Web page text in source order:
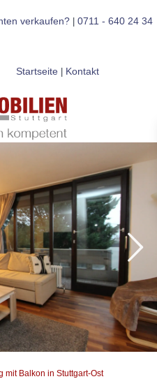
verkaufen?| 0711 - 640 24 34
Startseite| Kontakt
mit Balkon in Stuttgart-Ost